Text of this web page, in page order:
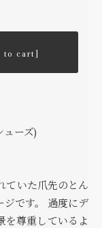
to cart]
ューズ)
ていた爪先のとん
ジです。 過度にデ
を尊重しているよ